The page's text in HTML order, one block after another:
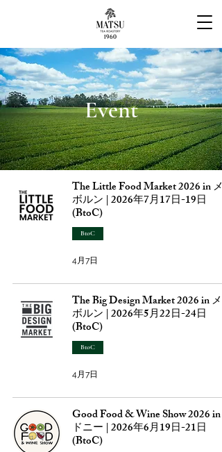
Event
The Little Food Market 2026 in メ
ボルン | 2026年7月17日-19日
(BtoC)
BtoC
4月7日
The Big Design Market 2026 in メ
ボルン | 2026年5月22日-24日
(BtoC)
BtoC
4月7日
Good Food & Wine Show 2026 in
ドニー | 2026年6月19日-21日
(BtoC)